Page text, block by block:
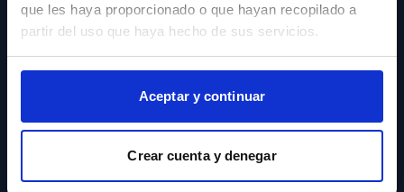
que les haya proporcionado o que hayan recopilado a
partir del uso que haya hecho de sus servicios.
Aceptar y continuar
Crear cuenta y denegar
Acepto los
Términos y
Condiciones
Suscribirse
ENLACES